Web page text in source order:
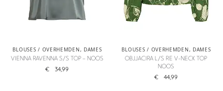
BLOUSES / OVERHEMDEN, DAMES
VIENNA RAVENNA S/S TOP – NOOS
€ 34,99
BLOUSES / OVERHEMDEN, DAMES
OBJJACIRA L/S RE V-NECK TOP
NOOS
€ 44,99